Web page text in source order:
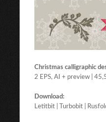
Christmas calligraphic
2 EPS, AI + preview |
Download:
Letitbit | Turbobit |